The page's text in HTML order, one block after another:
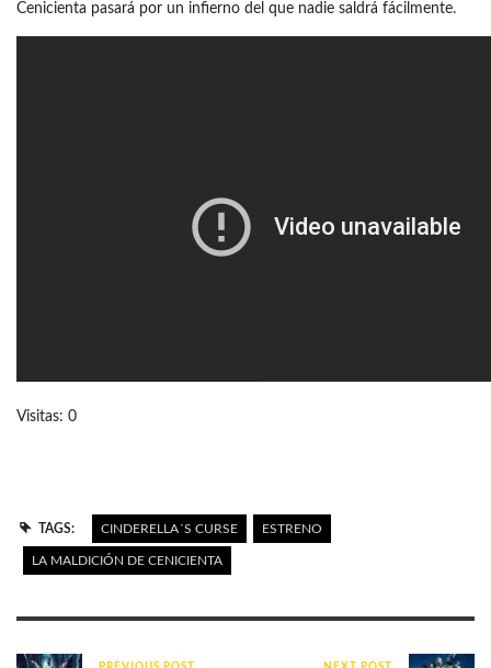
Cenicienta pasará por un infierno del que nadie saldrá fácilmente.
Visitas: 0
TAGS: CINDERELLA´S CURSE ESTRENO
LA MALDICIÓN DE CENICIENTA